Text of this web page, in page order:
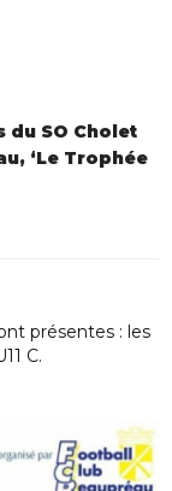
du SO Cholet
‘Le Trophée
présentes : les
C.